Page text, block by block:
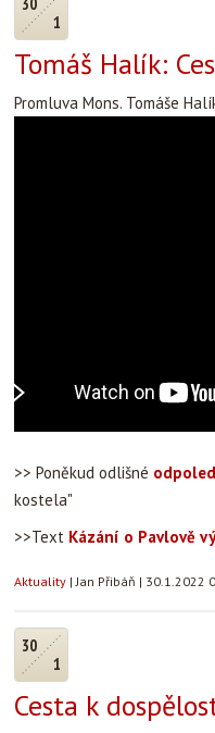
1
Tomáš Halík:
Promluva Mons. Tomáše
>> Poněkud odlišné
kostela"
>>Text Kázání o Pavlově
Aktuality |Jan Přibáň | 30.1.2022
30
1
Cesta k